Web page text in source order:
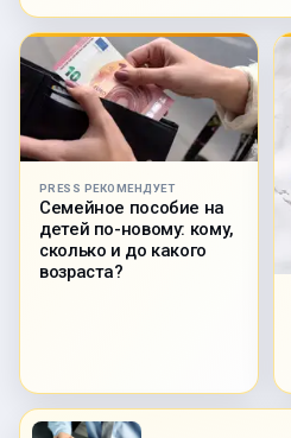
PRESS РЕКОМЕНДУЕТ
Семейное пособие на
детей по-новому: кому,
сколько и до какого
возраста?